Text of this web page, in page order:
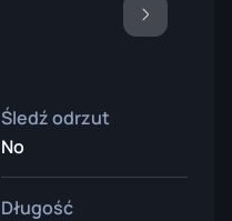
Śledź odrzut
No
Długość